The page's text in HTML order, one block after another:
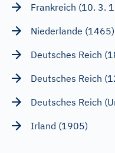
Frankreich (10. 3.
Niederlande (1465)
Deutsches Reich
Deutsches Reich
Deutsches Reich
Irland (1905)